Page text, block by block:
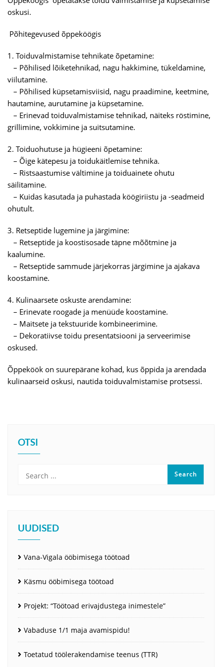
oskusi.
Põhitegevused õppeköögis
1. Toiduvalmistamise tehnikate õpetamine:
– Põhilised lõiketehnikad, nagu hakkimine, tükeldamine,
viilutamine.
– Põhilised küpsetamisviisid, nagu praadimine, keetmine,
hautamine, aurutamine ja küpsetamine.
– Erinevad toiduvalmistamise tehnikad, näiteks röstimine,
grillimine, vokkimine ja suitsutamine.
2. Toiduohutuse ja hügieeni õpetamine:
– Õige kätepesu ja toidukäitlemise tehnika.
– Ristsaastumise vältimine ja toiduainete ohutu
säilitamine.
– Kuidas kasutada ja puhastada köögiriistu ja -seadmeid
ohutult.
3. Retseptide lugemine ja järgimine:
– Retseptide ja koostisosade täpne mõõtmine ja
kaalumine.
– Retseptide sammude järjekorras järgimine ja ajakava
koostamine.
4. Kulinaarsete oskuste arendamine:
– Erinevate roogade ja menüüde koostamine.
– Maitsete ja tekstuuride kombineerimine.
– Dekoratiivse toidu presentatsiooni ja serveerimise
oskused.
Õppeköök on suurepärane kohad, kus õppida ja arendada
kulinaarseid oskusi, nautida toiduvalmistamise protsessi.
OTSI
UUDISED
Vana-Vigala ööbimisega töötoad
Käsmu ööbimisega töötoad
Projekt: “Töötoad erivajdustega inimestele”
Vabaduse 1/1 maja avamispidu!
Toetatud töölerakendamise teenus (TTR)